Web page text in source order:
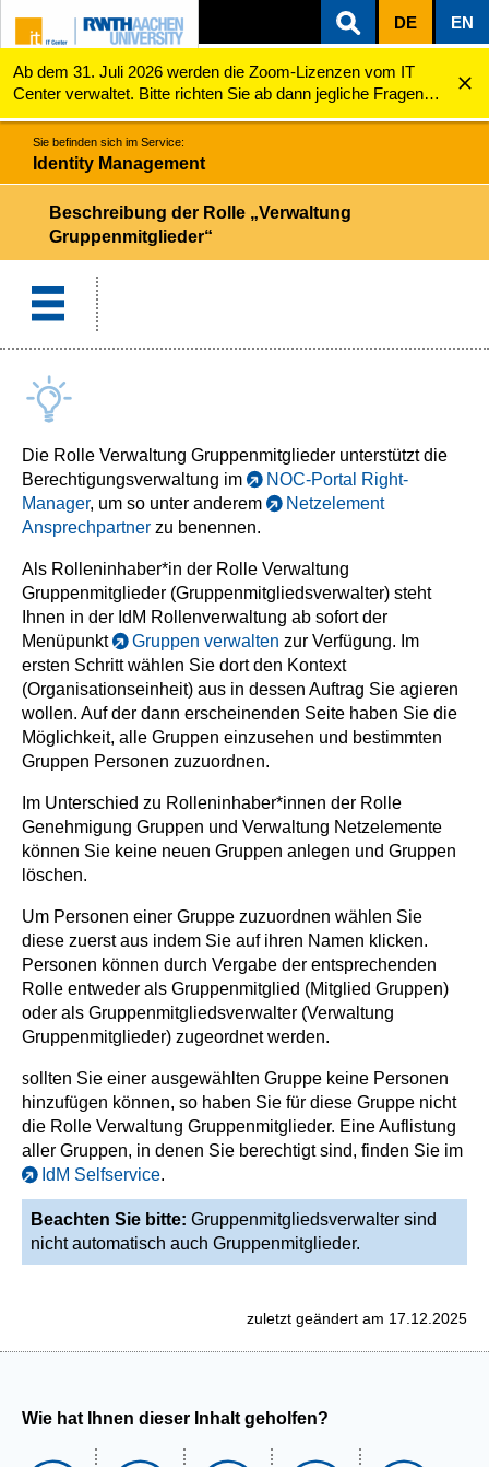
ZUM INHALTSBEREICH
ZUR HAUPTNAVIGATION
ZUR SUCHE
DE EN
Ab dem 31. Juli 2026 werden die Zoom-Lizenzen vom IT
Center verwaltet. Bitte richten Sie ab dann jegliche Fragen
zu den Zoom-Lizenzen (z.B. Probleme mit dem Login) an
servicedesk@itc.rwth-aachen.de.
Identity Management
Sie befinden sich im Service:
Identity Management
Beschreibung der Rolle „Verwaltung
Gruppenmitglieder“
Die Rolle Verwaltung Gruppenmitglieder unterstützt die
Berechtigungsverwaltung im
NOC-Portal Right-
Manager, um so unter anderem
Netzelement
Ansprechpartner zu benennen.
Als Rolleninhaber*in der Rolle Verwaltung
Gruppenmitglieder (Gruppenmitgliedsverwalter) steht
Ihnen in der IdM Rollenverwaltung ab sofort der
Menüpunkt
Gruppen verwalten zur Verfügung. Im
ersten Schritt wählen Sie dort den Kontext
(Organisationseinheit) aus in dessen Auftrag Sie agieren
wollen. Auf der dann erscheinenden Seite haben Sie die
Möglichkeit, alle Gruppen einzusehen und bestimmten
Gruppen Personen zuzuordnen.
Im Unterschied zu Rolleninhaber*innen der Rolle
Genehmigung Gruppen und Verwaltung Netzelemente
können Sie keine neuen Gruppen anlegen und Gruppen
löschen.
Um Personen einer Gruppe zuzuordnen wählen Sie
diese zuerst aus indem Sie auf ihren Namen klicken.
Personen können durch Vergabe der entsprechenden
Rolle entweder als Gruppenmitglied (Mitglied Gruppen)
oder als Gruppenmitgliedsverwalter (Verwaltung
Gruppenmitglieder) zugeordnet werden.
Sollten Sie einer ausgewählten Gruppe keine Personen
hinzufügen können, so haben Sie für diese Gruppe nicht
die Rolle Verwaltung Gruppenmitglieder. Eine Auflistung
aller Gruppen, in denen Sie berechtigt sind, finden Sie im
IdM Selfservice.
Beachten Sie bitte: Gruppenmitgliedsverwalter sind
nicht automatisch auch Gruppenmitglieder.
zuletzt geändert am 17.12.2025
Wie hat Ihnen dieser Inhalt geholfen?